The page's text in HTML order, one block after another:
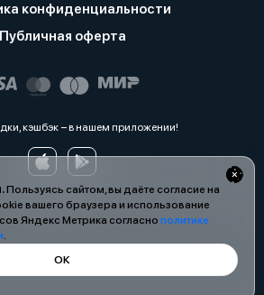
Пользуясь сайтом, вы даёте согласие на
вашего браузера и использование
Яндекс Метрика согласно политике
.
ОК
конфиденциальности
Публичная оферта
кэшбэк − в нашем приложении!